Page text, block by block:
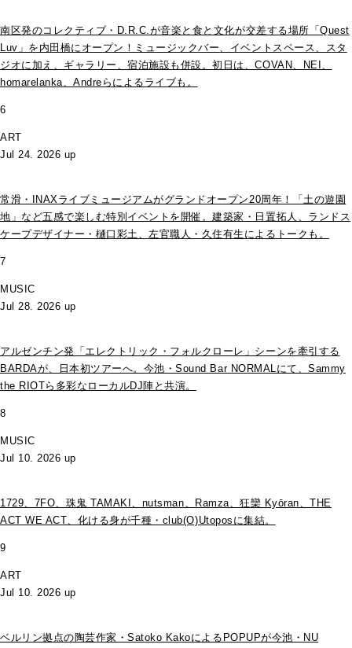
南区発のコレクティブ・D.R.C.が⾳楽と⾷と⽂化が交差する場所「Quest
Luv」を内田橋にオープン！ミュージックバー、イベントスペース、スタ
ジオに加え、ギャラリー、宿泊施設も併設。初日は、COVAN、NEI、
homarelanka、Andreらによるライブも。
6
ART
Jul 24. 2026 up
常滑・INAXライブミュージアムがグランドオープン20周年！「土の遊園
地」など五感で楽しむ特別イベントを開催。建築家・日置拓人、ランドス
ケープデザイナー・樋口彩土、左官職人・久住有生によるトークも。
7
MUSIC
Jul 28. 2026 up
アルゼンチン発「エレクトリック・フォルクローレ」シーンを牽引する
BARDAが、日本初ツアーへ。今池・Sound Bar NORMALにて、Sammy
the RIOTら多彩なローカルDJ陣と共演。
8
MUSIC
Jul 10. 2026 up
1729、7FO、珠鬼 TAMAKI、nutsman、Ramza、狂欒 Kyōran、THE
ACT WE ACT、化ける身が千種・club(O)Utoposに集結。
9
ART
Jul 10. 2026 up
ベルリン拠点の陶芸作家・Satoko KakoによるPOPUPが今池・NU